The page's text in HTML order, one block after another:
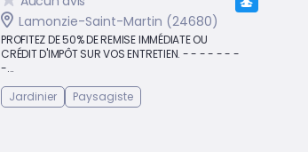
Lamonzie-Saint-Martin (24680)
PROFITEZ DE 50% DE REMISE IMMÉDIATE OU
CRÉDIT D'IMPÔT SUR VOS ENTRETIEN. - - - - - - -
-...
Jardinier
Paysagiste